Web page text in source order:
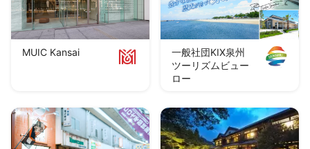
MUIC Kansai
一般社団KIX泉州
ツーリズムビュー
ロー